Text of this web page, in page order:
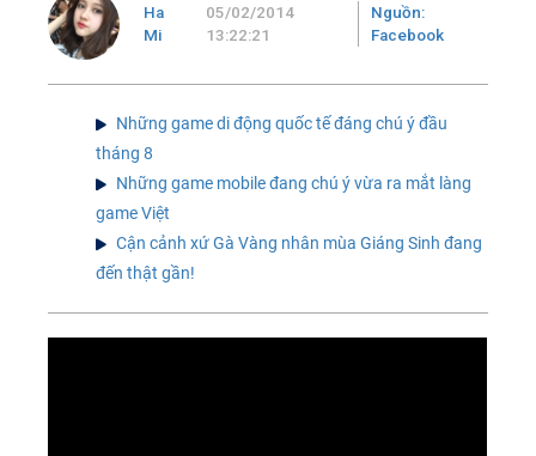
Ha
Mi
05/02/2014
13:22:21
Nguồn:
Facebook
Những game di động quốc tế đáng chú ý đầu
tháng 8
Những game mobile đang chú ý vừa ra mắt làng
game Việt
Cận cảnh xứ Gà Vàng nhân mùa Giáng Sinh đang
đến thật gần!